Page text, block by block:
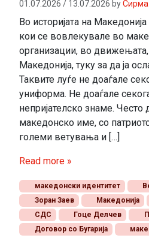
01.07.2026 / 13.07.2026 byСирма
Во историјата на
кои се вовлекувале во
организации, во
Македонија, туку за да ја
Таквите луѓе не доаѓале
униформа. Не доаѓале
непријателско знаме. Често
македонско име, со
големи ветувања и […]
Read more »
македонски идентитет
Зоран Заев
Македонија
СДС
Гоце Делчев
Договор со Бугарија